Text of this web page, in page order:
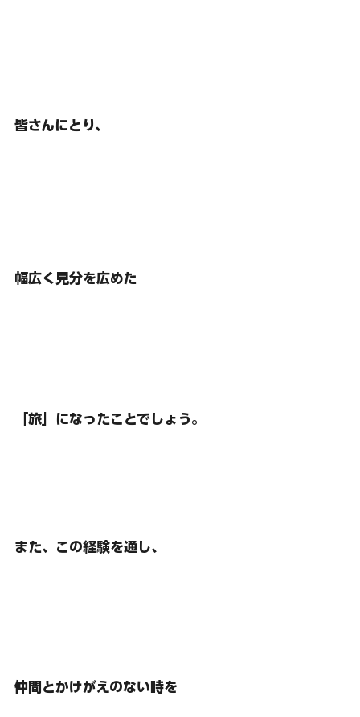
皆さんにとり、
幅広く見分を広めた
「旅」になったことでしょう。
また、この経験を通し、
仲間とかけがえのない時を